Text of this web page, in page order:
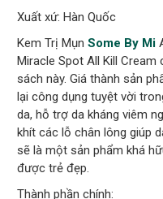
Xuất xứ: Hàn Quốc
Kem Trị MụnSome By Mi
Miracle Spot All Kill
sách này. Giá thành sản
lại công dụng tuyệt vời
da, hỗ trợ da kháng viêm
khít các lỗ chân lông giúp
sẽ là một sản phẩm khá
được trẻ đẹp.
Thành phần chính: